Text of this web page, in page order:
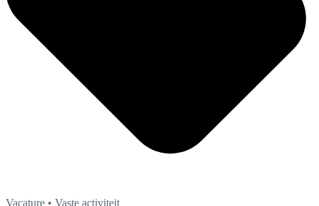
Vacature • Vaste activiteit